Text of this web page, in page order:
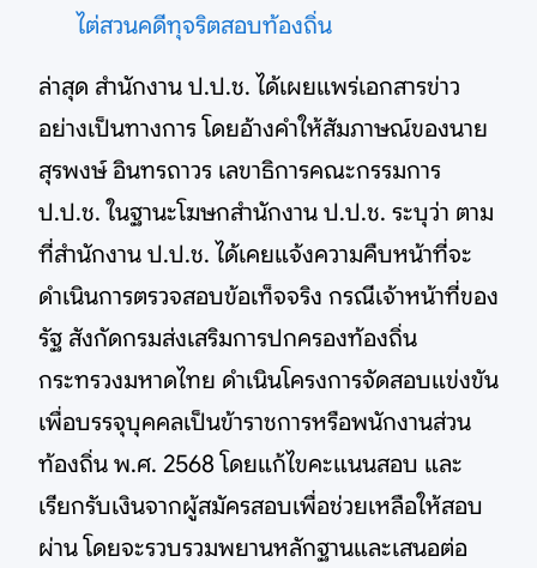
ไต่สวนคดีทุจริตสอบท้องถิ่น
ล่าสุด สำนักงาน ป.ป.ช. ได้เผยแพร่เอกสารข่าว
อย่างเป็นทางการ โดยอ้างคำให้สัมภาษณ์ของนาย
สุรพงษ์ อินทรถาวร เลขาธิการคณะกรรมการ
ป.ป.ช. ในฐานะโฆษกสำนักงาน ป.ป.ช. ระบุว่า ตาม
ที่สำนักงาน ป.ป.ช. ได้เคยแจ้งความคืบหน้าที่จะ
ดำเนินการตรวจสอบข้อเท็จจริง กรณีเจ้าหน้าที่ของ
รัฐ สังกัดกรมส่งเสริมการปกครองท้องถิ่น
กระทรวงมหาดไทย ดำเนินโครงการจัดสอบแข่งขัน
เพื่อบรรจุบุคคลเป็นข้าราชการหรือพนักงานส่วน
ท้องถิ่น พ.ศ. 2568 โดยแก้ไขคะแนนสอบ และ
เรียกรับเงินจากผู้สมัครสอบเพื่อช่วยเหลือให้สอบ
ผ่าน โดยจะรวบรวมพยานหลักฐานและเสนอต่อ